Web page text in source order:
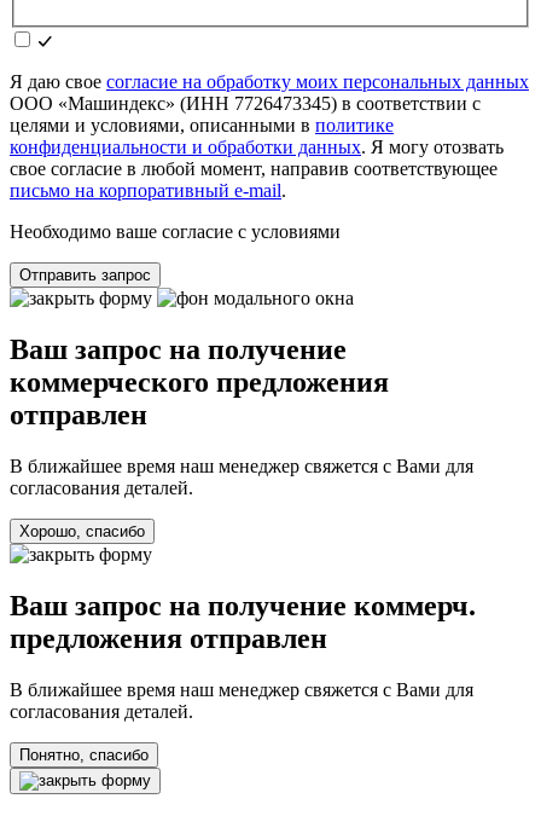
Я даю свое согласие на обработку моих персональных данных
ООО «Машиндекс» (ИНН 7726473345) в соответствии с
целями и условиями, описанными в политике
конфиденциальности и обработки данных. Я могу отозвать
свое согласие в любой момент, направив соответствующее
письмо на корпоративный e-mail.
Необходимо ваше согласие с условиями
Отправить запрос
Ваш запрос на получение
коммерческого предложения
отправлен
В ближайшее время наш менеджер свяжется с Вами для
согласования деталей.
Хорошо, спасибо
Ваш запрос на получение коммерч.
предложения отправлен
В ближайшее время наш менеджер свяжется с Вами для
согласования деталей.
Понятно, спасибо